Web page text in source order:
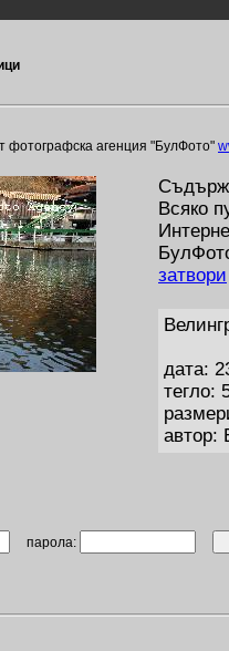
фотографска агенция "БулФото"
Всяко
затвори
дата:
тегло:
автор:
парола: